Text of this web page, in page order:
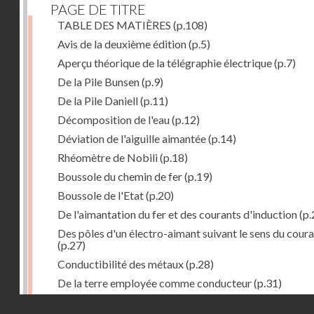
PAGE DE TITRE
TABLE DES MATIÈRES (p.108)
Avis de la deuxième édition(p.5)
Aperçu théorique de la télégraphie électrique(p.7)
De la Pile Bunsen(p.9)
De la Pile Daniell(p.11)
Décomposition de l'eau(p.12)
Déviation de l'aiguille aimantée(p.14)
Rhéomètre de Nobili(p.18)
Boussole du chemin de fer(p.19)
Boussole de l'Etat(p.20)
De l'aimantation du fer et des courants d'induction
Des pôles d'un électro-aimant suivant le sens du
(p.27)
Conductibilité des métaux(p.28)
De la terre employée comme conducteur(p.31)